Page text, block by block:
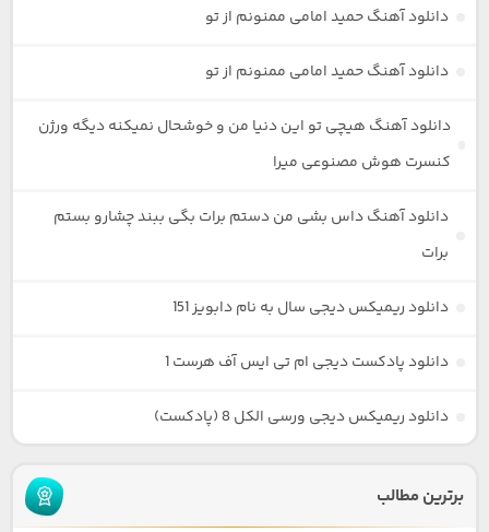
دانلود آهنگ حمید امامی ممنونم از تو
دانلود آهنگ حمید امامی ممنونم از تو
دانلود آهنگ هیچی تو این دنیا من و خوشحال نمیکنه دیگه ورژن
کنسرت هوش مصنوعی میرا
دانلود آهنگ داس بشی من دستم برات بگی ببند چشارو بستم
برات
دانلود ریمیکس دیجی سال به نام دابویز 151
دانلود پادکست دیجی ام تی ایس آف هرست 1
دانلود ریمیکس دیجی ورسی الکل 8 (پادکست)
برترین مطالب